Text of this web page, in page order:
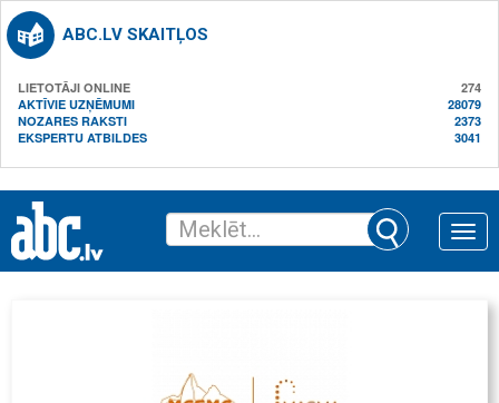
ABC.LV SKAITĻOS
LIETOTĀJI ONLINE
274
AKTĪVIE UZŅĒMUMI
28079
NOZARES RAKSTI
2373
EKSPERTU ATBILDES
3041
Toggle